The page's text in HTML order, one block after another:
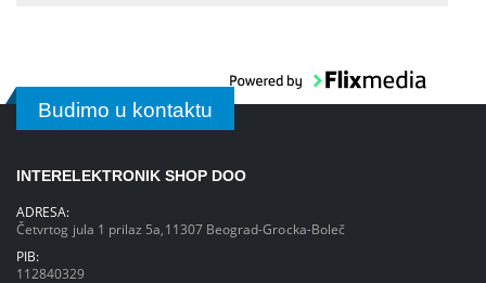
Budimo u kontaktu
INTERELEKTRONIK SHOP DOO
ADRESA:
Četvrtog jula 1 prilaz 5a,11307 Beograd-Grocka-Boleč
PIB:
112840329